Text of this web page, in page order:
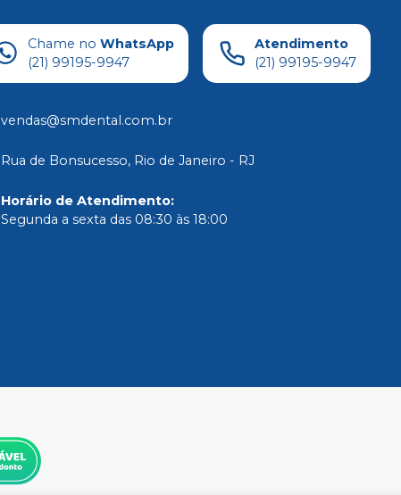
Chame no WhatsApp
(21) 99195-9947
Atendimento
(21) 99195-9947
vendas@smdental.com.br
Rua de Bonsucesso, Rio de Janeiro - RJ
Horário de Atendimento:
Segunda a sexta das 08:30 às 18:00